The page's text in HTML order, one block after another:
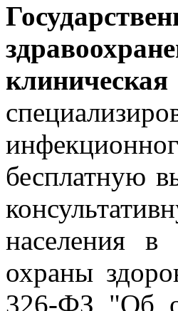
бесплатную
населения
охраны
326-ФЗ "Об